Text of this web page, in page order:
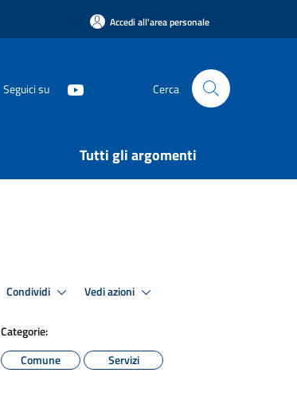
Accedi all'area personale
Seguici su Cerca
Tutti gli argomenti
Condividi Vedi azioni
Categorie:
Comune
Servizi